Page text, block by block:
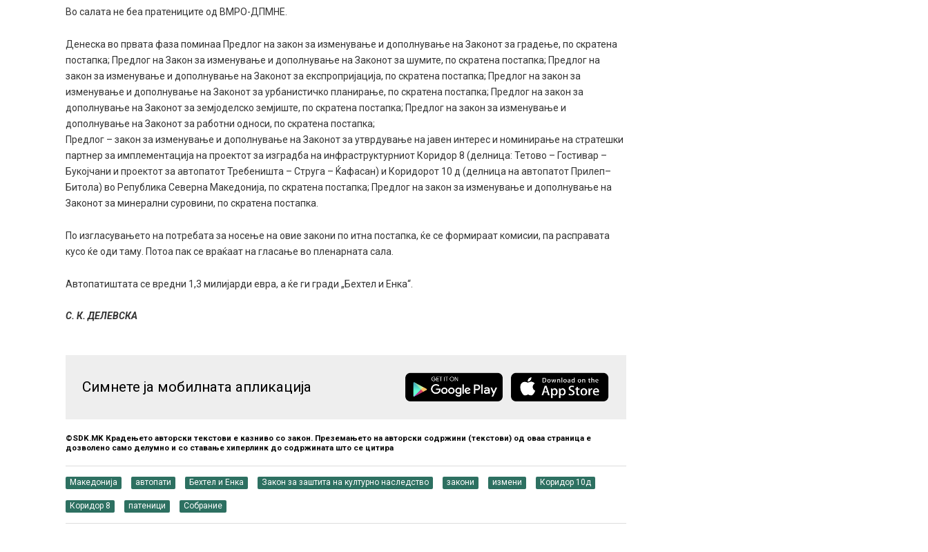
Во салата не беа пратениците од ВМРО-ДПМНЕ.
Денеска во првата фаза поминаа Предлог на закон за изменување и дополнување на Законот за градење, по скратена
постапка; Предлог на Закон за изменување и дополнување на Законот за шумите, по скратена постапка; Предлог на
закон за изменување и дополнување на Законот за експропријација, по скратена постапка; Предлог на закон за
изменување и дополнување на Законот за урбанистичко планирање, по скратена постапка; Предлог на закон за
дополнување на Законот за земјоделско земјиште, по скратена постапка; Предлог на закон за изменување и
дополнување на Законот за работни односи, по скратена постапка;
Предлог – закон за изменување и дополнување на Законот за утврдување на јавен интерес и номинирање на стратешки
партнер за имплементација на проектот за изградба на инфраструктурниот Коридор 8 (делница: Тетово – Гостивар –
Букојчани и проектот за автопатот Требеништа – Струга – Ќафасан) и Коридорот 10 д (делница на автопатот Прилеп–
Битола) во Република Северна Македонија, по скратена постапка; Предлог на закон за изменување и дополнување на
Законот за минерални суровини, по скратена постапка.
По изгласувањето на потребата за носење на овие закони по итна постапка, ќе се формираат комисии, па расправата
кусо ќе оди таму. Потоа пак се враќаат на гласање во пленарната сала.
Автопатиштата се вредни 1,3 милијарди евра, а ќе ги гради „Бехтел и Енка“.
С. К. ДЕЛЕВСКА
Симнете ја мобилната апликација
©SDK.MK Крадењето авторски текстови е казниво со закон. Преземањето на авторски содржини (текстови) од оваа страница е
дозволено само делумно и со ставање хиперлинк до содржината што се цитира
Македонија автопати Бехтел и Енка Закон за заштита на културно наследство закони измени Коридор 10д
Коридор 8 патеници Собрание